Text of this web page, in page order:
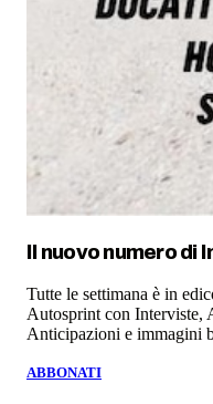
Il nuovo numero di
Tutte le settimana è in
Autosprint con Interviste,
Anticipazioni e immagini
ABBONATI